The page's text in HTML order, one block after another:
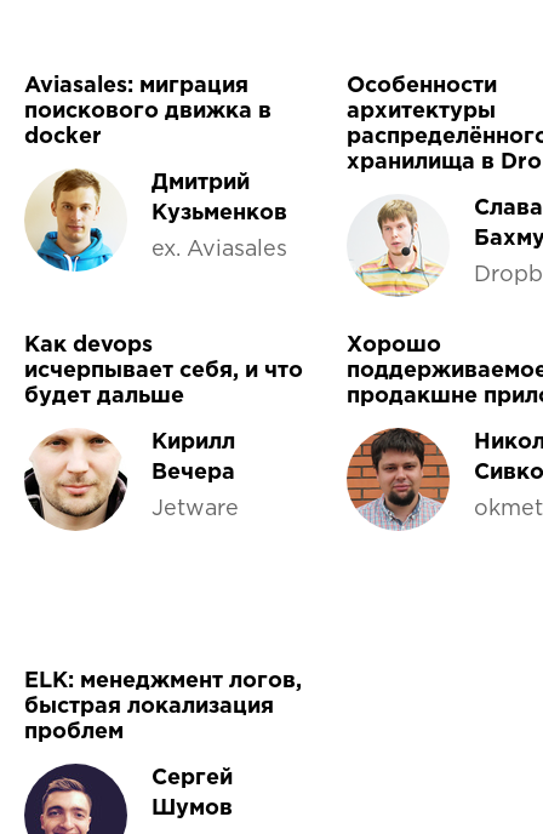
Aviasales: миграция
поискового движка в
docker
Дмитрий
Кузьменков
ex. Aviasales
Особенности
архитектуры
хранилища в
Слава
Как devops
исчерпывает себя, и что
будет дальше
Кирилл
Вечера
Jetware
Хорошо
продакшне
Сивко
ELK: менеджмент логов,
быстрая локализация
проблем
Сергей
Шумов